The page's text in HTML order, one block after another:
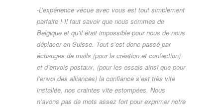
-L’expérience vécue avec vous est tout simplement
parfaite ! Il faut savoir que nous sommes de
Belgique et qu’il était impossible pour nous de nous
déplacer en Suisse. Tout s’est donc passé par
échanges de mails (pour la création et confection)
et d’envois postaux, (pour les essais ainsi que pour
l’envoi des alliances) la confiance s’est très vite
installée, nos craintes vite estompées. Nous
n’avons pas de mots assez fort pour exprimer notre